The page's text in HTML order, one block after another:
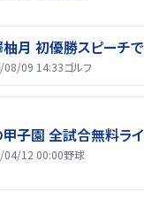
月 初優勝スピーチ
08/09 14:33ゴルフ
子園 全試合無料ライ
04/12 00:00野球